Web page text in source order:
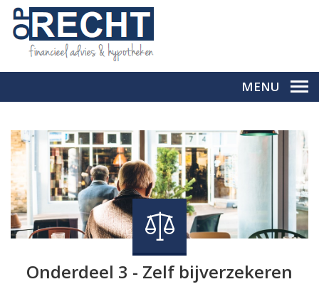
MENU
Onderdeel 3 - Zelf bijverzekeren